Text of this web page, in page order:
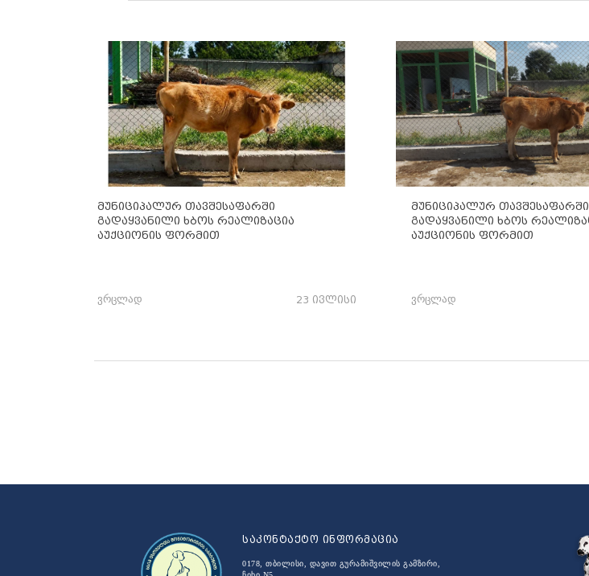
მუნიციპალურ თავშესაფარში
გადაყვანილი ხბოს რეალიზაცია
აუქციონის ფორმით
23 ივლისი
ვრცლად
მუნიციპალურ თავშესაფარში
გადაყვანილი ხბოს
აუქციონის ფორმით
ვრცლად
საკონტაქტო ინფორმაცია
0178, თბილისი, დავით გურამიშვილის გამზირი,